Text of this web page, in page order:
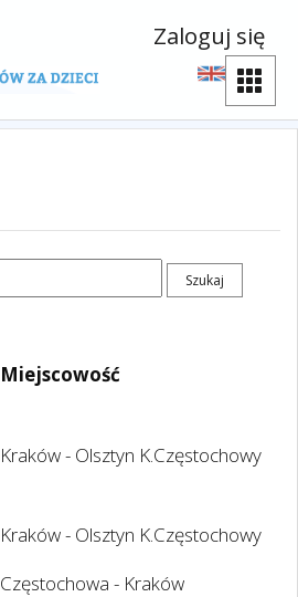
Zaloguj się
Miejscowość
Kraków - Olsztyn K.Częstochowy
Kraków - Olsztyn K.Częstochowy
Częstochowa - Kraków